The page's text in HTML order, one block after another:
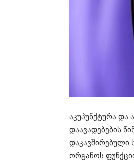
აკუპუნქტურა და
დაავადებების
დაკავშირებული
ორგანოს